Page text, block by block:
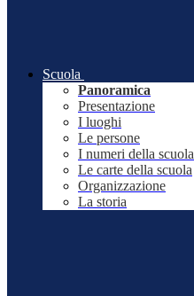
Scuola
Panoramica
Presentazione
I luoghi
Le persone
I numeri della scuola
Le carte della scuola
Organizzazione
La storia